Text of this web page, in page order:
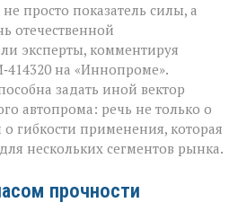
мотор — не
ради
а
ради
возможностей»
просто показатель силы, а
отечественной
эксперты, комментируя
на «Иннопроме».
задать иной вектор
автопрома: речь не только о
гибкости применения, которая
нескольких сегментов рынка.
прочности